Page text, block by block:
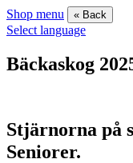
Shop menu « Back
Select language
Bäckaskog
Stjärnorna på
Seniorer.